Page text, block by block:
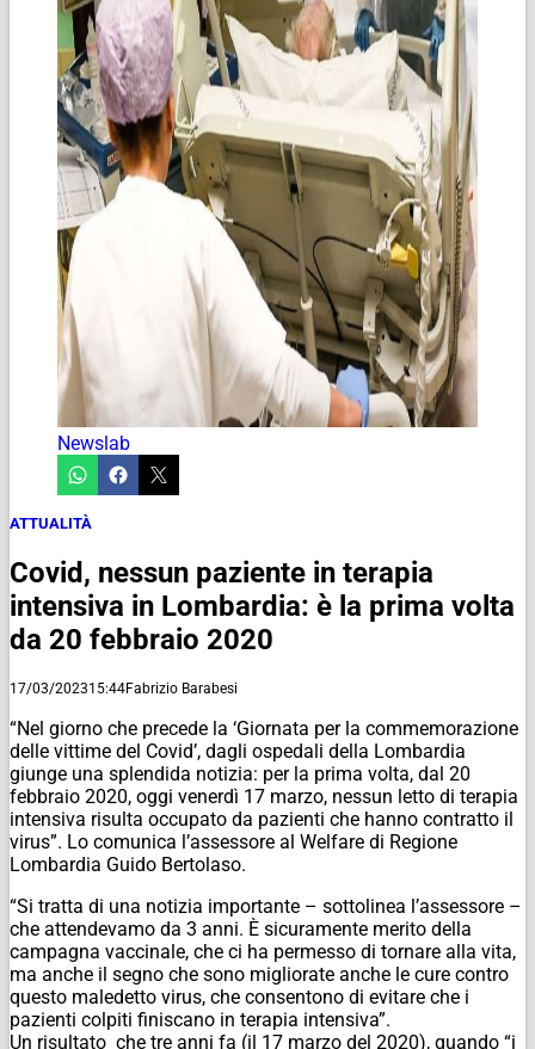
Newslab
ATTUALITÀ
Covid, nessun paziente in terapia
intensiva in Lombardia: è la prima volta
da 20 febbraio 2020
17/03/202315:44Fabrizio Barabesi
“Nel giorno che precede la ‘Giornata per la commemorazione
delle vittime del Covid’, dagli ospedali della Lombardia
giunge una splendida notizia: per la prima volta, dal 20
febbraio 2020, oggi venerdì 17 marzo, nessun letto di terapia
intensiva risulta occupato da pazienti che hanno contratto il
virus”. Lo comunica l’assessore al Welfare di Regione
Lombardia Guido Bertolaso.
“Si tratta di una notizia importante – sottolinea l’assessore –
che attendevamo da 3 anni. È sicuramente merito della
campagna vaccinale, che ci ha permesso di tornare alla vita,
ma anche il segno che sono migliorate anche le cure contro
questo maledetto virus, che consentono di evitare che i
pazienti colpiti finiscano in terapia intensiva”.
Un risultato che tre anni fa (il 17 marzo del 2020), quando “i